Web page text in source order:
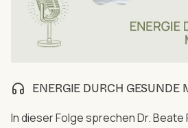
ENERGIE DURCH GESUNDE
In dieser Folge sprechen Dr. Beate